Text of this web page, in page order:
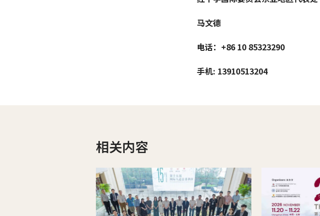
马文德
电话：+86 10 85323290
手机: 13910513204
相关内容